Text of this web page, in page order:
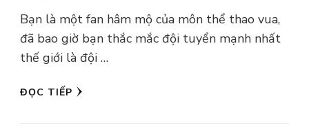
Bạn là một fan hâm mộ của môn thể thao vua,
đã bao giờ bạn thắc mắc đội tuyển mạnh nhất
thế giới là đội …
ĐỌC TIẾP